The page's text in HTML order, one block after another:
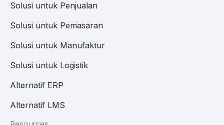
Solusi untuk Penjualan
Solusi untuk Pemasaran
Solusi untuk Manufaktur
Solusi untuk Logistik
Alternatif ERP
Alternatif LMS